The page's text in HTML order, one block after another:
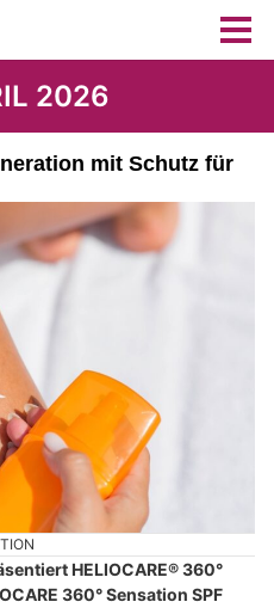
2026
mit Schutz für
HELIOCARE® 360°
360° Sensation SPF